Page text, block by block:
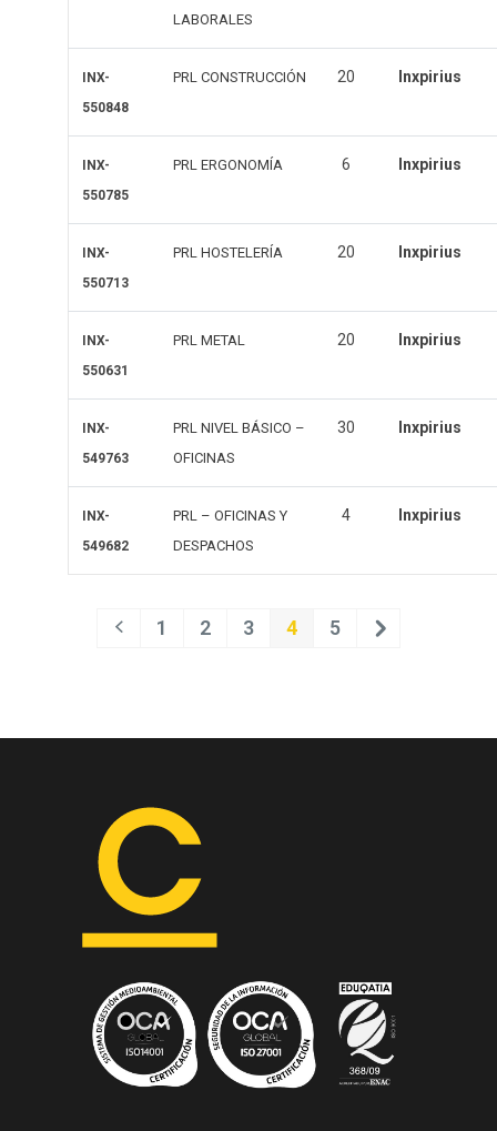
LABORALES
INX-
550848
PRL CONSTRUCCIÓN 20 Inxpirius
INX-
550785
PRL ERGONOMÍA 6 Inxpirius
INX-
550713
PRL HOSTELERÍA 20 Inxpirius
INX-
550631
PRL METAL 20 Inxpirius
INX-
549763
PRL NIVEL BÁSICO –
OFICINAS
30 Inxpirius
INX-
549682
PRL – OFICINAS Y
DESPACHOS
4 Inxpirius
1 2 3 4 5